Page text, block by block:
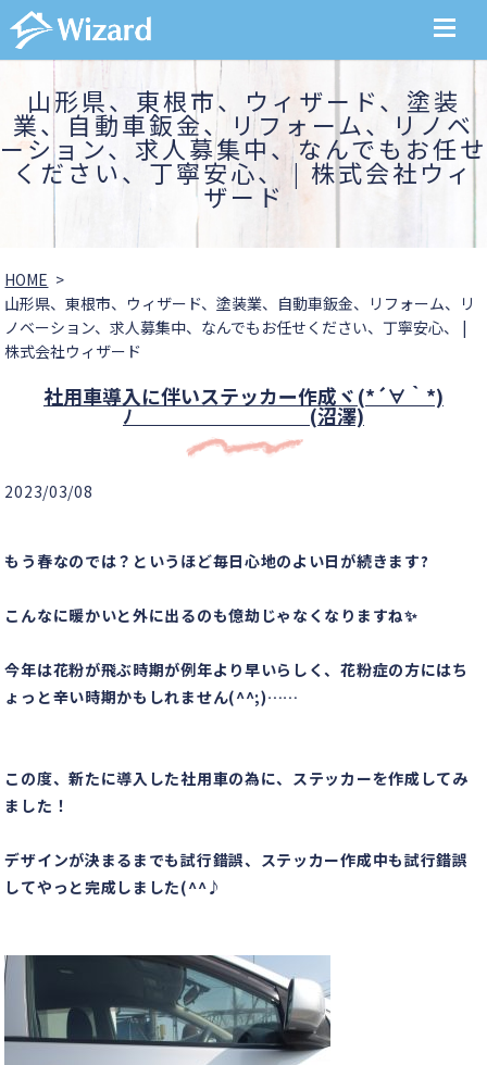
MENU
山形県、東根市、ウィザード、塗装
業、自動車鈑金、リフォーム、リノベ
ーション、求人募集中、なんでもお任せ
ください、丁寧安心、 | 株式会社ウィ
ザード
HOME
山形県、東根市、ウィザード、塗装業、自動車鈑金、リフォーム、リ
ノベーション、求人募集中、なんでもお任せください、丁寧安心、 |
株式会社ウィザード
社用車導入に伴いステッカー作成ヾ(*´∀｀*)
ﾉ (沼澤)
2023/03/08
もう春なのでは？というほど毎日心地のよい日が続きます?
こんなに暖かいと外に出るのも億劫じゃなくなりますね✨
今年は花粉が飛ぶ時期が例年より早いらしく、花粉症の方にはち
ょっと辛い時期かもしれません(^^;)……
この度、新たに導入した社用車の為に、ステッカーを作成してみ
ました！
デザインが決まるまでも試行錯誤、ステッカー作成中も試行錯誤
してやっと完成しました(^^♪